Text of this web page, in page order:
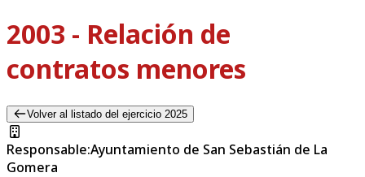
2003 - Relación de
contratos menores
Volver al listado del ejercicio 2025
Responsable:Ayuntamiento de San Sebastián de La
Gomera